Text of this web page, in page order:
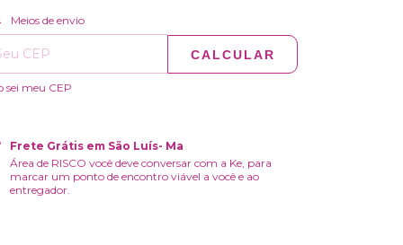
para o CEP:
Meios de envio
CALCULAR
sei meu CEP
Frete Grátis em São Luís- Ma
Área de RISCO você deve conversar com a Ke, para
marcar um ponto de encontro viável a você e ao
entregador.